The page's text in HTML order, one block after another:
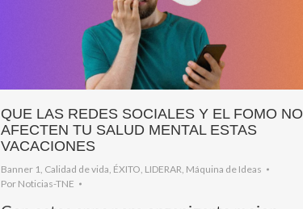
QUE LAS REDES SOCIALES Y EL FOMO NO
AFECTEN TU SALUD MENTAL ESTAS
VACACIONES
Banner 1, Calidad de vida, ÉXITO, LIDERAR, Máquina de Ideas
Por Noticias-TNE